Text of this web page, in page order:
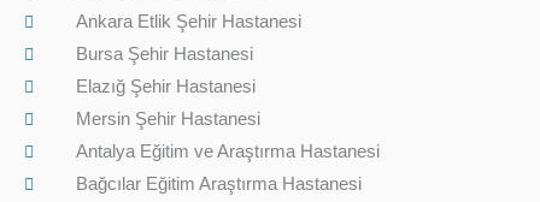
Ankara Etlik Şehir Hastanesi
Bursa Şehir Hastanesi
Elazığ Şehir Hastanesi
Mersin Şehir Hastanesi
Antalya Eğitim ve Araştırma Hastanesi
Bağcılar Eğitim Araştırma Hastanesi